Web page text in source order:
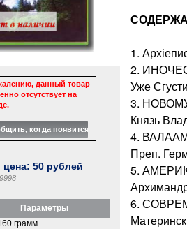
данный товар
отсутствует на
цена:50 рублей
Параметры
грамм
1.
2.
Уже
3.
Князь
4.
Преп.
5.
6.